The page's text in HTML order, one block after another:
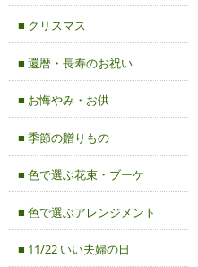
■ クリスマス
■ 還暦・長寿のお祝い
■ お悔やみ・お供
■ 季節の贈りもの
■ 色で選ぶ花束・ブーケ
■ 色で選ぶアレンジメント
■ 11/22 いい夫婦の日